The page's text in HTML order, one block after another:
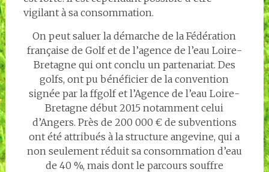
vigilant à sa consommation.
On peut saluer la démarche de la Fédération
française de Golf et de l’agence de l’eau Loire-
Bretagne qui ont conclu un partenariat. Des
golfs, ont pu bénéficier de la convention
signée par la ffgolf et l’Agence de l’eau Loire-
Bretagne début 2015 notamment celui
d’Angers. Près de 200 000 € de subventions
ont été attribués à la structure angevine, qui a
non seulement réduit sa consommation d’eau
de 40 %, mais dont le parcours souffre